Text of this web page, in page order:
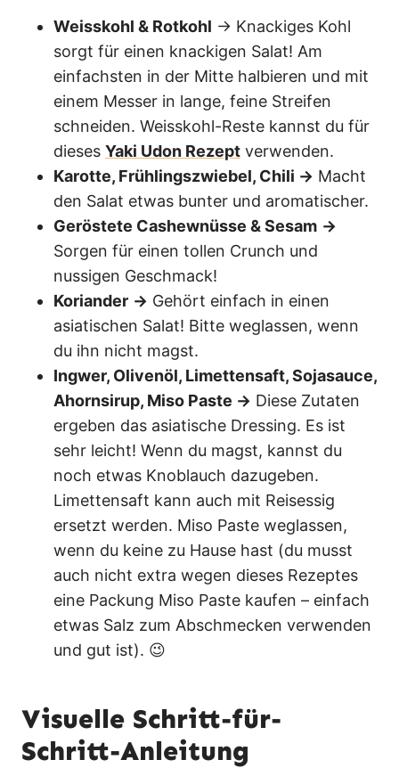
Weisskohl & Rotkohl → Knackiges Kohl
sorgt für einen knackigen Salat! Am
einfachsten in der Mitte halbieren und mit
einem Messer in lange, feine Streifen
schneiden. Weisskohl-Reste kannst du für
dieses Yaki Udon Rezept verwenden.
Karotte, Frühlingszwiebel, Chili → Macht
den Salat etwas bunter und aromatischer.
Geröstete Cashewnüsse & Sesam →
Sorgen für einen tollen Crunch und
nussigen Geschmack!
Koriander → Gehört einfach in einen
asiatischen Salat! Bitte weglassen, wenn
du ihn nicht magst.
Ingwer, Olivenöl, Limettensaft, Sojasauce,
Ahornsirup, Miso Paste → Diese Zutaten
ergeben das asiatische Dressing. Es ist
sehr leicht! Wenn du magst, kannst du
noch etwas Knoblauch dazugeben.
Limettensaft kann auch mit Reisessig
ersetzt werden. Miso Paste weglassen,
wenn du keine zu Hause hast (du musst
auch nicht extra wegen dieses Rezeptes
eine Packung Miso Paste kaufen – einfach
etwas Salz zum Abschmecken verwenden
und gut ist). 😉
Visuelle Schritt-für-
Schritt-Anleitung